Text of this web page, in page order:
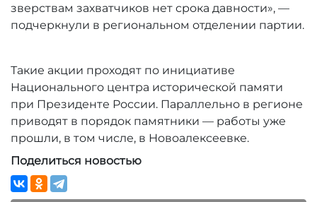
зверствам захватчиков нет срока давности», —
подчеркнули в региональном отделении партии.
Такие акции проходят по инициативе
Национального центра исторической памяти
при Президенте России. Параллельно в регионе
приводят в порядок памятники — работы уже
прошли, в том числе, в Новоалексеевке.
Поделиться новостью